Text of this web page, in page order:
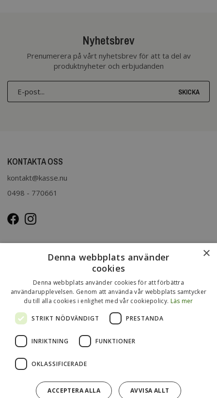
Nyhetsbrev
Prenumerera på vårt nyhetsbrev för att ta del av
produktnyheter och erbjudanden
SKICKA
KONTAKTA OSS
kontakt@kasse.nu
0498 - 770661
Kasse.nu drivs och ägs av Immenco AB i Visby, Gotland.
Immenco AB har sedan 1979 bedrivit grossistförsäljning av
förpackningar, presentartiklar, vykort m.m. Mer om vårt
övriga sortiment finns
påwww.gotlandsgrossisten.seoch
×
Denna webbplats använder
cookies
Denna webbplats använder cookies för att förbättra
användarupplevelsen. Genom att använda vår webbplats samtycker
du till alla cookies i enlighet med vår cookiepolicy. Läs mer
STRIKT NÖDVÄNDIGT PRESTANDA
INRIKTNING FUNKTIONER
OKLASSIFICERADE
ACCEPTERA ALLA AVVISA ALLT